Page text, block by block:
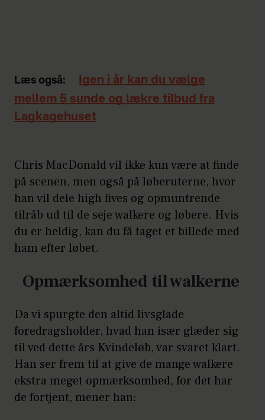
Læs også:
Igen i år kan du vælge
mellem 5 sunde og lækre tilbud fra
Lagkagehuset
Chris MacDonald vil ikke kun være at finde
på scenen, men også på løberuterne, hvor
han vil dele high fives og opmuntrende
tilråb ud til de seje walkere og løbere. Hvis
du er heldig, kan du få taget et billede med
ham efter løbet.
Opmærksomhed til walkerne
Da vi spurgte den altid livsglade
foredragsholder, hvad han især glæder sig
til ved dette års Kvindeløb, var svaret klart.
Han ser frem til at give de mange walkere
ekstra meget opmærksomhed, for det har
de fortjent, mener han: